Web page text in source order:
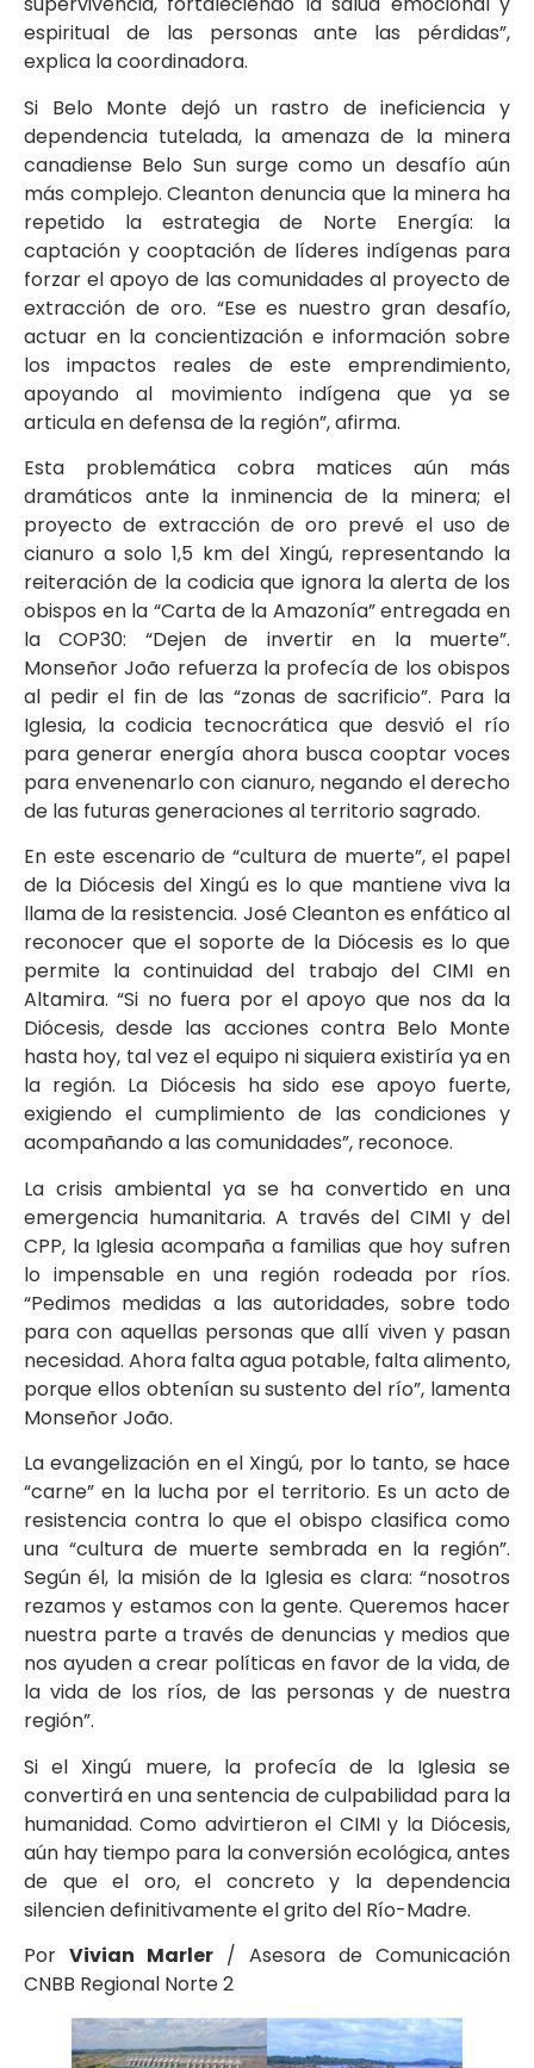
espiritual de las personas ante las pérdidas”,
explica la coordinadora.
Si Belo Monte dejó un rastro de ineficiencia y
dependencia tutelada, la amenaza de la minera
canadiense Belo Sun surge como un desafío aún
más complejo. Cleanton denuncia que la minera ha
repetido la estrategia de Norte Energía: la
captación y cooptación de líderes indígenas para
forzar el apoyo de las comunidades al proyecto de
extracción de oro. “Ese es nuestro gran desafío,
actuar en la concientización e información sobre
los impactos reales de este emprendimiento,
apoyando al movimiento indígena que ya se
articula en defensa de la región”, afirma.
Esta problemática cobra matices aún más
dramáticos ante la inminencia de la minera; el
proyecto de extracción de oro prevé el uso de
cianuro a solo 1,5 km del Xingú, representando la
reiteración de la codicia que ignora la alerta de los
obispos en la “Carta de la Amazonía” entregada en
la COP30: “Dejen de invertir en la muerte”.
Monseñor João refuerza la profecía de los obispos
al pedir el fin de las “zonas de sacrificio”. Para la
Iglesia, la codicia tecnocrática que desvió el río
para generar energía ahora busca cooptar voces
para envenenarlo con cianuro, negando el derecho
de las futuras generaciones al territorio sagrado.
En este escenario de “cultura de muerte”, el papel
de la Diócesis del Xingú es lo que mantiene viva la
llama de la resistencia. José Cleanton es enfático al
reconocer que el soporte de la Diócesis es lo que
permite la continuidad del trabajo del CIMI en
Altamira. “Si no fuera por el apoyo que nos da la
Diócesis, desde las acciones contra Belo Monte
hasta hoy, tal vez el equipo ni siquiera existiría ya en
la región. La Diócesis ha sido ese apoyo fuerte,
exigiendo el cumplimiento de las condiciones y
acompañando a las comunidades”, reconoce.
La crisis ambiental ya se ha convertido en una
emergencia humanitaria. A través del CIMI y del
CPP, la Iglesia acompaña a familias que hoy sufren
lo impensable en una región rodeada por ríos.
“Pedimos medidas a las autoridades, sobre todo
para con aquellas personas que allí viven y pasan
necesidad. Ahora falta agua potable, falta alimento,
porque ellos obtenían su sustento del río”, lamenta
Monseñor João.
La evangelización en el Xingú, por lo tanto, se hace
“carne” en la lucha por el territorio. Es un acto de
resistencia contra lo que el obispo clasifica como
una “cultura de muerte sembrada en la región”.
Según él, la misión de la Iglesia es clara: “nosotros
rezamos y estamos con la gente. Queremos hacer
nuestra parte a través de denuncias y medios que
nos ayuden a crear políticas en favor de la vida, de
la vida de los ríos, de las personas y de nuestra
región”.
Si el Xingú muere, la profecía de la Iglesia se
convertirá en una sentencia de culpabilidad para la
humanidad. Como advirtieron el CIMI y la Diócesis,
aún hay tiempo para la conversión ecológica, antes
de que el oro, el concreto y la dependencia
silencien definitivamente el grito del Río-Madre.
Por Vivian Marler / Asesora de Comunicación
CNBB Regional Norte 2